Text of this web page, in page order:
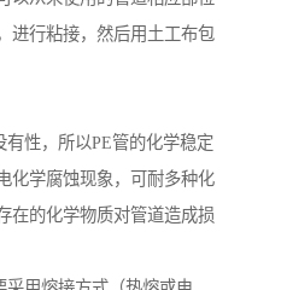
进行粘接，然后用土工布包
有性，所以PE管的化学稳定
化学腐蚀现象，可耐多种化
在的化学物质对管道造成损